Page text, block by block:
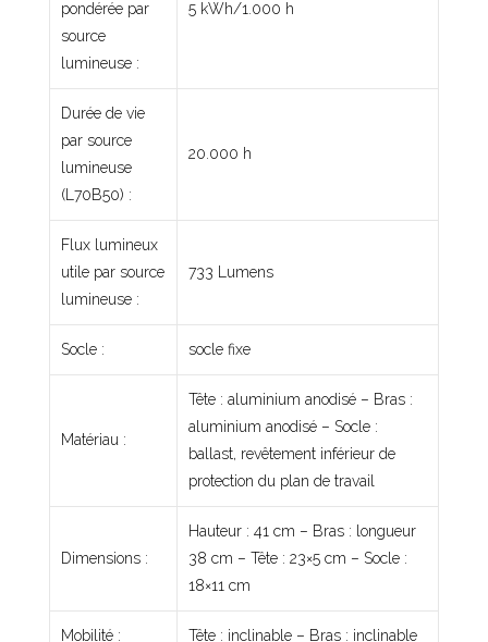
pondérée par
source
lumineuse :
5 kWh/1.000 h
Durée de vie
par source
lumineuse
(L70B50) :
20.000 h
Flux lumineux
utile par source
lumineuse :
733 Lumens
Socle : socle fixe
Matériau :
Tête : aluminium anodisé – Bras :
aluminium anodisé – Socle :
ballast, revêtement inférieur de
protection du plan de travail
Dimensions :
Hauteur : 41 cm – Bras : longueur
38 cm – Tête : 23×5 cm – Socle :
18×11 cm
Mobilité : Tête : inclinable – Bras : inclinable